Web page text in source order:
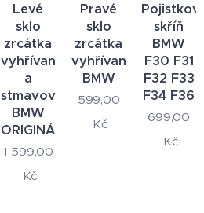
Levé
sklo
zrcátka
vyhřívané
a
stmavovací
BMW
ORIGINÁLNÍ
1 599,00
Kč
Pravé
sklo
zrcátka
vyhřívané
BMW
599,00
Kč
skříň
BMW
F30 F31
F32 F33
F34 F36
699,00
Kč